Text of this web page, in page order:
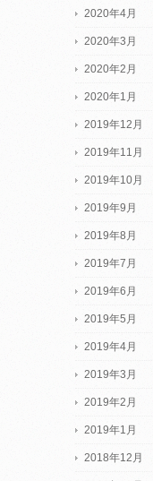
2020年4月
2020年3月
2020年2月
2020年1月
2019年12月
2019年11月
2019年10月
2019年9月
2019年8月
2019年7月
2019年6月
2019年5月
2019年4月
2019年3月
2019年2月
2019年1月
2018年12月